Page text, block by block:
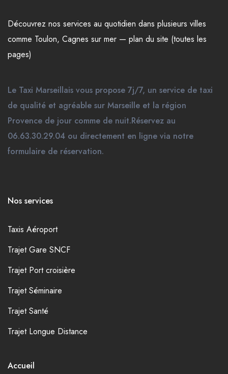
Découvrez nos services au quotidien dans plusieurs villes
comme Toulon, Cagnes sur mer — plan du site (toutes les
pages)
Le Taxi Marseillais vous propose 7j/7, un service de taxi
de qualité et agréable sur Marseille et la région
Provence de jour comme de nuit.Réservez au
06.63.30.29.04 ou directement en ligne via notre
formulaire de réservation.
Nos services
Taxis Aéroport
Trajet Gare SNCF
Trajet Port croisière
Trajet Séminaire
Trajet Santé
Trajet Longue Distance
Accueil